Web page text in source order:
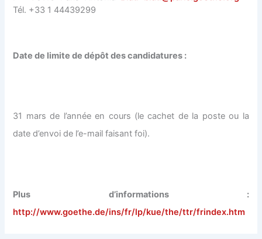
Tél. +33 1 44439299
Date de limite de dépôt des candidatures :
31 mars de l’année en cours (le cachet de la poste ou la
date d’envoi de l’e-mail faisant foi).
Plus d’informations :
http://www.goethe.de/ins/fr/lp/kue/the/ttr/frindex.htm